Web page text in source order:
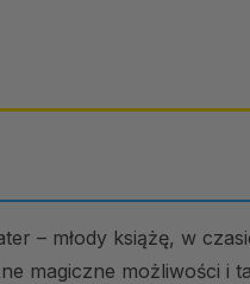
– młody książę, w
magiczne możliwości i